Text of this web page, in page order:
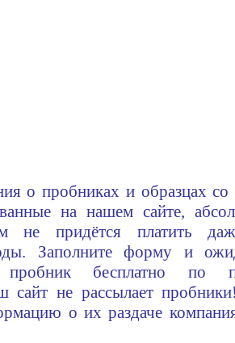
о пробниках и образцах со
на нашем сайте,
не придётся платить
Заполните форму и
бесплатно по
сайт не рассылает
о их раздаче